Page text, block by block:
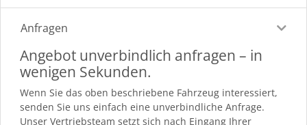
Anfragen
Angebot unverbindlich anfragen – in
wenigen Sekunden.
Wenn Sie das oben beschriebene Fahrzeug interessiert,
senden Sie uns einfach eine unverbindliche Anfrage.
Unser Vertriebsteam setzt sich nach Eingang Ihrer